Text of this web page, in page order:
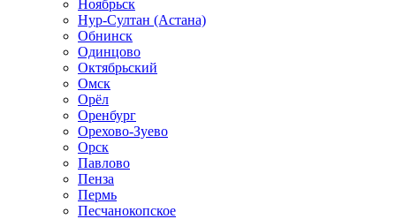
Ноябрьск
Нур-Султан (Астана)
Обнинск
Одинцово
Октябрьский
Омск
Орёл
Оренбург
Орехово-Зуево
Орск
Павлово
Пенза
Пермь
Песчанокопское